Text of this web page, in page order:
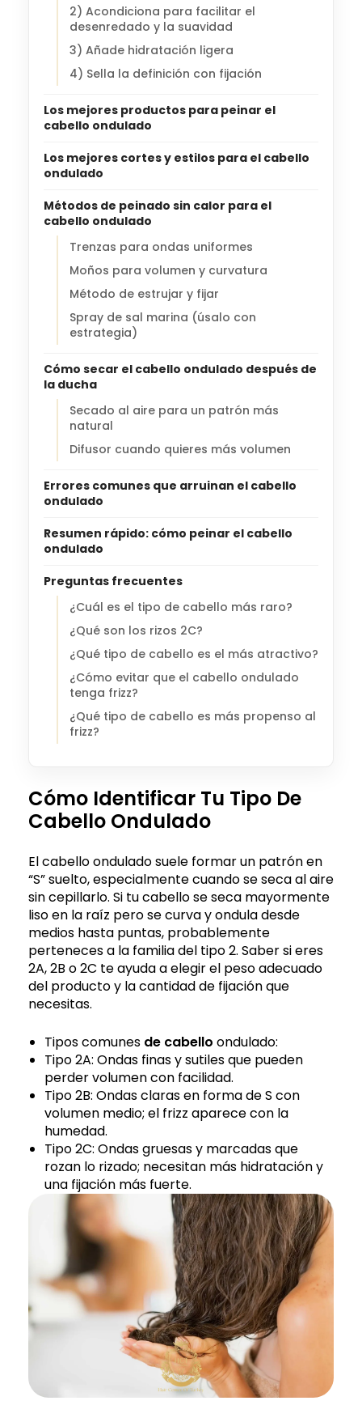
2) Acondiciona para facilitar el
desenredado y la suavidad
3) Añade hidratación ligera
4) Sella la definición con fijación
Los mejores productos para peinar el
cabello ondulado
Los mejores cortes y estilos para el cabello
ondulado
Métodos de peinado sin calor para el
cabello ondulado
Trenzas para ondas uniformes
Moños para volumen y curvatura
Método de estrujar y fijar
Spray de sal marina (úsalo con
estrategia)
Cómo secar el cabello ondulado después de
la ducha
Secado al aire para un patrón más
natural
Difusor cuando quieres más volumen
Errores comunes que arruinan el cabello
ondulado
Resumen rápido: cómo peinar el cabello
ondulado
Preguntas frecuentes
¿Cuál es el tipo de cabello más raro?
¿Qué son los rizos 2C?
¿Qué tipo de cabello es el más atractivo?
¿Cómo evitar que el cabello ondulado
tenga frizz?
¿Qué tipo de cabello es más propenso al
frizz?
Cómo Identificar Tu Tipo De
Cabello Ondulado
El cabello ondulado suele formar un patrón en
“S” suelto, especialmente cuando se seca al aire
sin cepillarlo. Si tu cabello se seca mayormente
liso en la raíz pero se curva y ondula desde
medios hasta puntas, probablemente
perteneces a la familia del tipo 2. Saber si eres
2A, 2B o 2C te ayuda a elegir el peso adecuado
del producto y la cantidad de fijación que
necesitas.
Tipos comunes de cabello ondulado:
Tipo 2A: Ondas finas y sutiles que pueden
perder volumen con facilidad.
Tipo 2B: Ondas claras en forma de S con
volumen medio; el frizz aparece con la
humedad.
Tipo 2C: Ondas gruesas y marcadas que
rozan lo rizado; necesitan más hidratación y
una fijación más fuerte.